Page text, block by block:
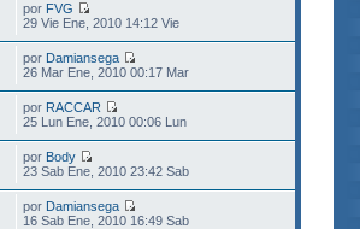
por FVG
29 Vie Ene, 2010 14:12 Vie
por Damiansega
26 Mar Ene, 2010 00:17 Mar
por RACCAR
25 Lun Ene, 2010 00:06 Lun
por Body
23 Sab Ene, 2010 23:42 Sab
por Damiansega
16 Sab Ene, 2010 16:49 Sab